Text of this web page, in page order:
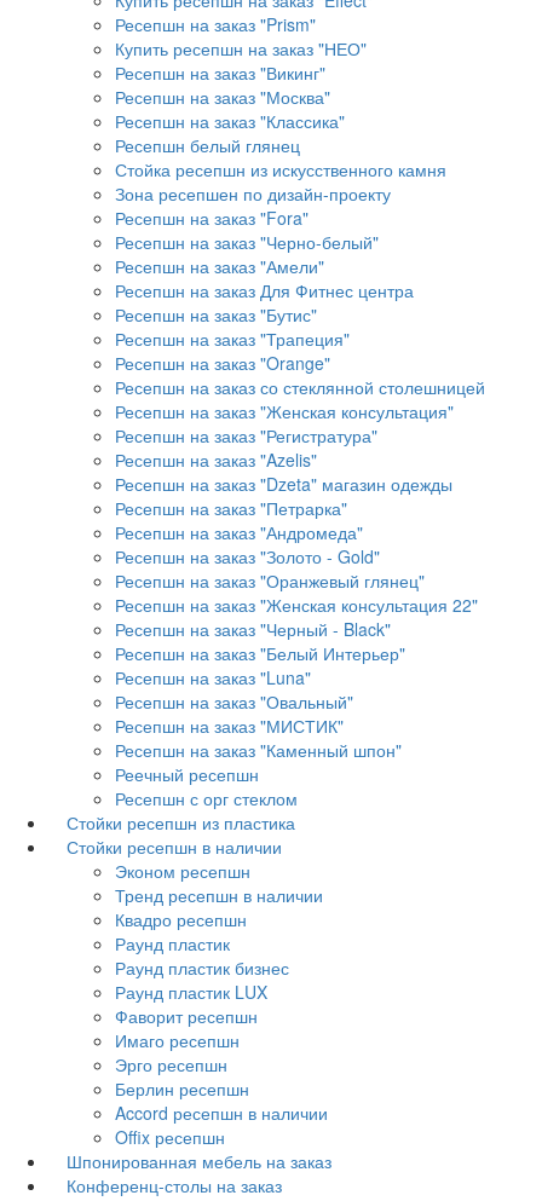
Ресепшн на заказ "Prism"
Купить ресепшн на заказ "НЕО"
Ресепшн на заказ "Викинг"
Ресепшн на заказ "Москва"
Ресепшн на заказ "Классика"
Ресепшн белый глянец
Стойка ресепшн из искусственного камня
Зона ресепшен по дизайн-проекту
Ресепшн на заказ "Fora"
Ресепшн на заказ "Черно-белый"
Ресепшн на заказ "Амели"
Ресепшн на заказ Для Фитнес центра
Ресепшн на заказ "Бутис"
Ресепшн на заказ "Трапеция"
Ресепшн на заказ "Orange"
Ресепшн на заказ со стеклянной столешницей
Ресепшн на заказ "Женская консультация"
Ресепшн на заказ "Регистратура"
Ресепшн на заказ "Azelis"
Ресепшн на заказ "Dzeta" магазин одежды
Ресепшн на заказ "Петрарка"
Ресепшн на заказ "Андромеда"
Ресепшн на заказ "Золото - Gold"
Ресепшн на заказ "Оранжевый глянец"
Ресепшн на заказ "Женская консультация 22"
Ресепшн на заказ "Черный - Black"
Ресепшн на заказ "Белый Интерьер"
Ресепшн на заказ "Luna"
Ресепшн на заказ "Овальный"
Ресепшн на заказ "МИСТИК"
Ресепшн на заказ "Каменный шпон"
Реечный ресепшн
Ресепшн с орг стеклом
Стойки ресепшн из пластика
Стойки ресепшн в наличии
Эконом ресепшн
Тренд ресепшн в наличии
Квадро ресепшн
Раунд пластик
Раунд пластик бизнес
Раунд пластик LUX
Фаворит ресепшн
Имаго ресепшн
Эрго ресепшн
Берлин ресепшн
Accord ресепшн в наличии
Offix ресепшн
Шпонированная мебель на заказ
Конференц-столы на заказ